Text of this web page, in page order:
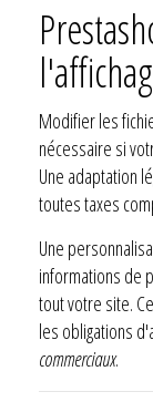
Modifier les
nécessaire si
Une adaptation
toutes taxes
Une
informations de
tout votre site.
les obligations
commerciaux.